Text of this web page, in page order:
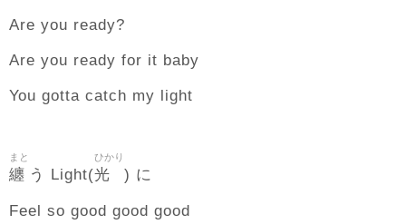
Are you ready?
Are you ready for it baby
You gotta catch my light
纏
まと
う Light(光
ひかり
) に
Feel so good good good